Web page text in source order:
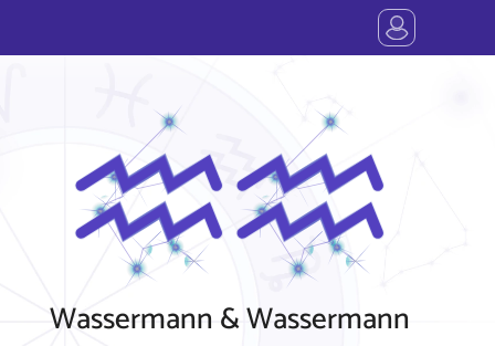
Wassermann & Wassermann